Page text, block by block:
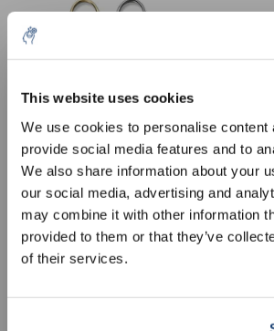
This website uses cookies
We use cookies to personalise content
provide social media features and to
We also share information about your
our social media, advertising and
may combine it with other information
provided to them or that they’ve
of their services.
Prepareerschaar met
microsectie recht
€78,95 Excl. btw €18,77
order
Sign up for our newsletter
informed about our new
receive a 10% discount on
purchase for all chemical
our own brand 😀